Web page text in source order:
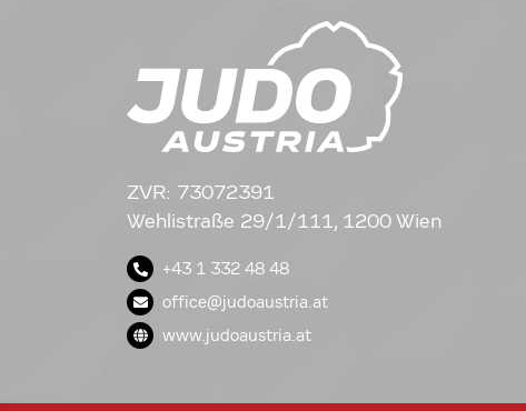
ZVR: 73072391
Wehlistraße 29/1/111, 1200 Wien
+43 1 332 48 48
office@judoaustria.at
www.judoaustria.at